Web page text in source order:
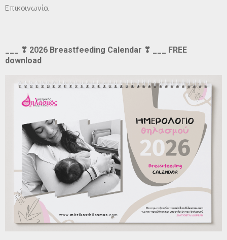
Επικοινωνία
___ ❣ 2026 Breastfeeding Calendar ❣ ___ FREE
download